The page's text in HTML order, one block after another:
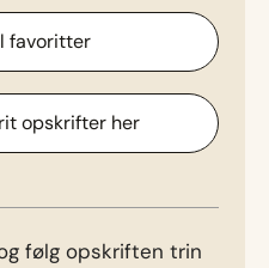
favoritter
opskrifter her